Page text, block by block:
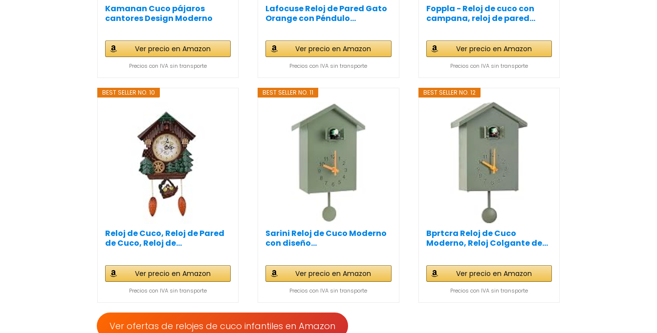
Kamanan Cuco pájaros
cantores Design Moderno
Ver precio en Amazon
Precios con IVA sin transporte
Lafocuse Reloj de Pared Gato
Orange con Péndulo...
Ver precio en Amazon
Precios con IVA sin transporte
Foppla - Reloj de cuco con
campana, reloj de pared...
Ver precio en Amazon
Precios con IVA sin transporte
BEST SELLER NO. 10
Reloj de Cuco, Reloj de Pared
de Cuco, Reloj de...
Ver precio en Amazon
Precios con IVA sin transporte
BEST SELLER NO. 11
Sarini Reloj de Cuco Moderno
con diseño...
Ver precio en Amazon
Precios con IVA sin transporte
BEST SELLER NO. 12
Bprtcra Reloj de Cuco
Moderno, Reloj Colgante de...
Ver precio en Amazon
Precios con IVA sin transporte
Ver ofertas de relojes de cuco infantiles en Amazon